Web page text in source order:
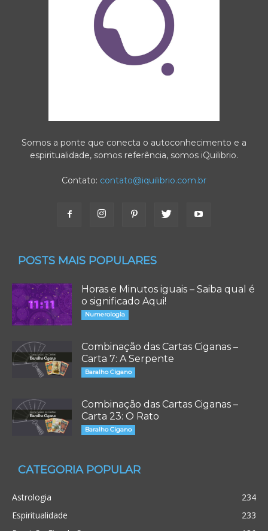
Somos a ponte que conecta o autoconhecimento e a
espiritualidade, somos referência, somos iQuilibrio.
Contato: contato@iquilibrio.com.br
POSTS MAIS POPULARES
Horas e Minutos iguais – Saiba qual é
o significado Aqui!
Numerologia
Combinação das Cartas Ciganas –
Carta 7: A Serpente
Baralho Cigano
Combinação das Cartas Ciganas –
Carta 23: O Rato
Baralho Cigano
CATEGORIA POPULAR
Astrologia
234
Espiritualidade
233